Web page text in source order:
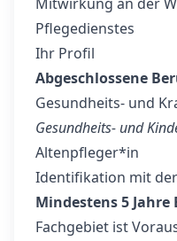
Pflegedienstes
Ihr Profil
Abgeschlossene
Gesundheits- und
Gesundheits- und
Altenpfleger*in
Identifikation mit
Mindestens 5
Fachgebiet ist